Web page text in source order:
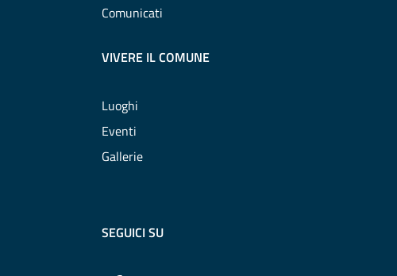
Comunicati
VIVERE IL COMUNE
Luoghi
Eventi
Gallerie
SEGUICI SU